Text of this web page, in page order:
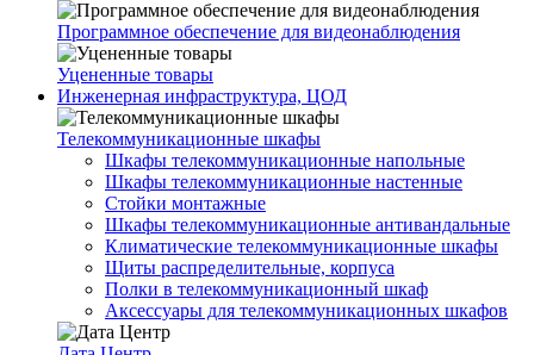
Программное обеспечение для видеонаблюдения
Уцененные товары
Инженерная инфраструктура, ЦОД
Телекоммуникационные шкафы
Шкафы телекоммуникационные напольные
Шкафы телекоммуникационные настенные
Стойки монтажные
Шкафы телекоммуникационные антивандальные
Климатические телекоммуникационные шкафы
Щиты распределительные, корпуса
Полки в телекоммуникационный шкаф
Аксессуары для телекоммуникационных шкафов